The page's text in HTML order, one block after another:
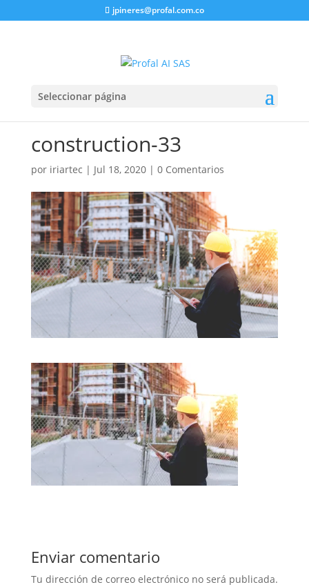
jpineres@profal.com.co
Seleccionar página
construction-33
por iriartec | Jul 18, 2020| 0 Comentarios
Enviar comentario
Tu dirección de correo electrónico no será publicada.